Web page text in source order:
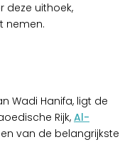
deze uithoek,
nemen.
Wadi Hanifa, ligt de
Rijk, Al-
van de belangrijkste